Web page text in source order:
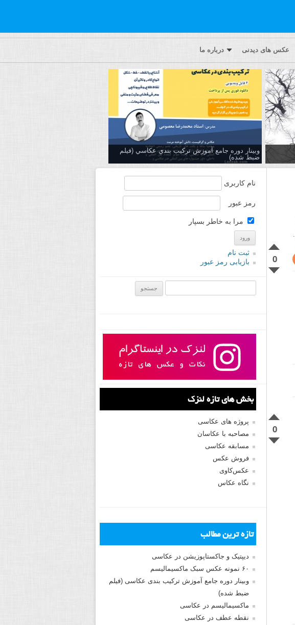
عکس های دیدنی درباره ما
وبینار دوره جامع آموزش تركيب بندي عكاسي (فیلم
ضبط شده)
0
0
نام کاربری
رمز عبور
مرا به خاطر بسپار
ثبت نام
بازیابی رمز عبور
بخش های تازه لنزک
پروژه های عکاسی
مصاحبه با عکاسان
مسابقه عکاسی
فروش عکس
عکس‌کاوی
نگاه عکاس
تازه ترین مطالب
دیپتیک و جاکستا‌پوزیشن در عکاسی
۶۰ نمونه عکس سبک ماکسیمالیسم
وبینار دوره جامع آموزش ترکیب بندی عکاسی (فیلم
ضبط شده)
ماکسیمالیسم در عکاسی
نقطه عطف در عکاسی